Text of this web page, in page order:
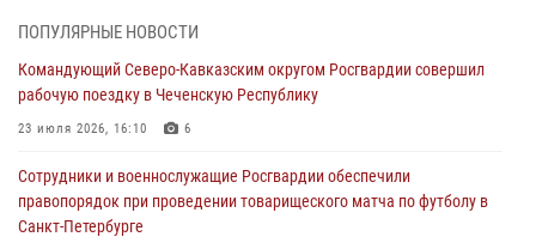
выпуска «Легенды армии с Александром Маршалом»
07 августа 2026, 12:00
ветераны военной контрразведки почтили память Николая
Кузнецова
07 августа 2026, 12:00
ПОПУЛЯРНЫЕ НОВОСТИ
Командующий Северо-Кавказским округом Росгвардии совершил
рабочую поездку в Чеченскую Республику
23 июля 2026, 16:10 6
Сотрудники и военнослужащие Росгвардии обеспечили
правопорядок при проведении товарищеского матча по футболу в
Санкт-Петербурге